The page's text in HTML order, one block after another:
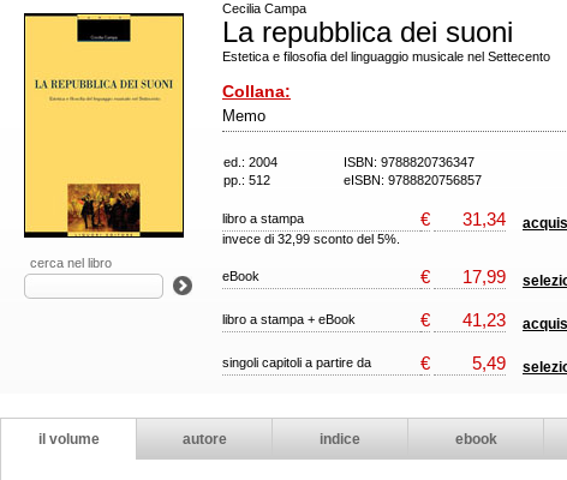
cerca nel libro
Cecilia Campa
La repubblica dei suoni
Estetica e filosofia del linguaggio musicale nel Settecento
Collana:
Memo
ed.: 2004
ISBN: 9788820736347
pp.: 512
eISBN: 9788820756857
libro a stampa € 31,34
invece di 32,99 sconto del 5%.
eBook € 17,99
libro a stampa + eBook € 41,23
singoli capitoli a partire da € 5,49
il volume autore indice ebook